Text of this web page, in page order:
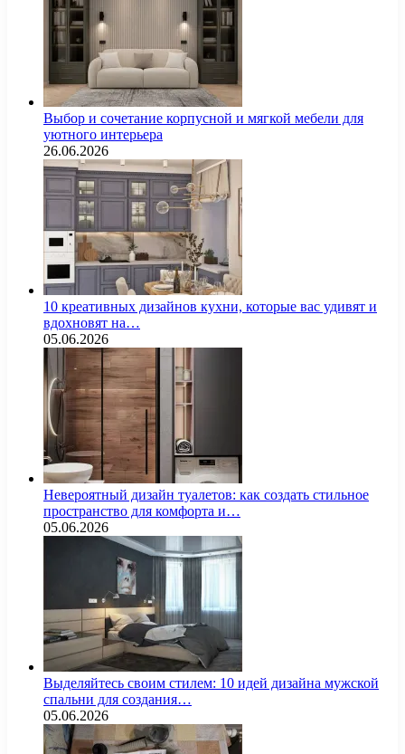
Выбор и сочетание корпусной и мягкой мебели для
уютного интерьера
26.06.2026
10 креативных дизайнов кухни, которые вас удивят и
вдохновят на…
05.06.2026
Невероятный дизайн туалетов: как создать стильное
пространство для комфорта и…
05.06.2026
Выделяйтесь своим стилем: 10 идей дизайна мужской
спальни для создания…
05.06.2026